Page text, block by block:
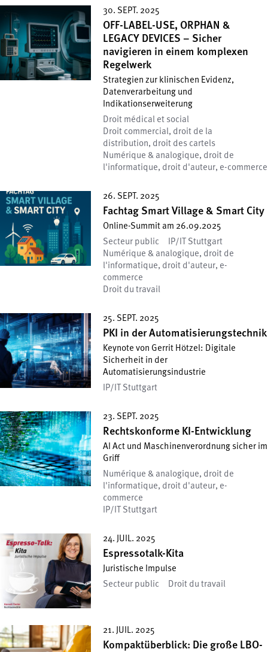
30. SEPT. 2025
OFF-LABEL-USE, ORPHAN &
LEGACY DEVICES – Sicher
navigieren in einem komplexen
Regelwerk
Strategien zur klinischen Evidenz,
Datenverarbeitung und
Indikationserweiterung
Droit médical et social
Droit commercial, droit de la
distribution, droit des cartels
Numérique & analogique, droit de
l'informatique, droit d'auteur, e-commerce
26. SEPT. 2025
Fachtag Smart Village & Smart City
Online-Summit am 26.09.2025
Secteur public
IP/IT Stuttgart
Numérique & analogique, droit de
l'informatique, droit d'auteur, e-
commerce
Droit du travail
25. SEPT. 2025
PKI in der Automatisierungstechnik
Keynote von Gerrit Hötzel: Digitale
Sicherheit in der
Automatisierungsindustrie
IP/IT Stuttgart
23. SEPT. 2025
Rechtskonforme KI-Entwicklung
AI Act und Maschinenverordnung sicher im
Griff
Numérique & analogique, droit de
l'informatique, droit d'auteur, e-
commerce
IP/IT Stuttgart
24. JUIL. 2025
Espressotalk-Kita
Juristische Impulse
Secteur public
Droit du travail
21. JUIL. 2025
Kompaktüberblick: Die große LBO-